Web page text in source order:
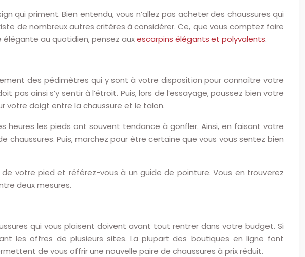
qui priment. Bien entendu, vous n’allez pas acheter des chaussures qui
de nombreux autres critères à considérer. Ce, que vous comptez faire
élégante au quotidien, pensez auxescarpins élégants et polyvalents.
des pédimètres qui y sont à votre disposition pour connaître votre
ainsi s’y sentir à l’étroit. Puis, lors de l’essayage, poussez bien votre
votre doigt entre la chaussure et le talon.
heures les pieds ont souvent tendance à gonfler. Ainsi, en faisant votre
chaussures. Puis, marchez pour être certaine que vous vous sentez bien
de votre pied et référez-vous à un guide de pointure. Vous en trouverez
deux mesures.
qui vous plaisent doivent avant tout rentrer dans votre budget. Si
les offres de plusieurs sites. La plupart des boutiques en ligne font
de vous offrir une nouvelle paire de chaussures à prix réduit.